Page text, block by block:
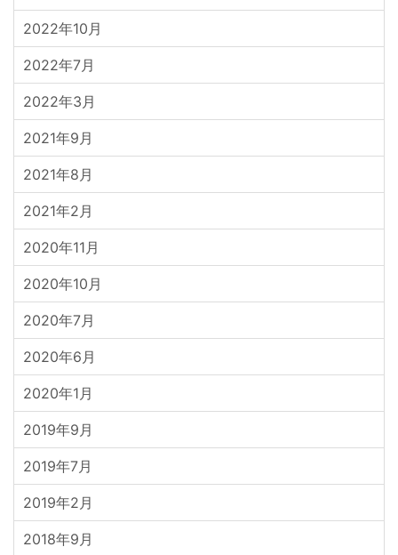
2022年10月
2022年7月
2022年3月
2021年9月
2021年8月
2021年2月
2020年11月
2020年10月
2020年7月
2020年6月
2020年1月
2019年9月
2019年7月
2019年2月
2018年9月